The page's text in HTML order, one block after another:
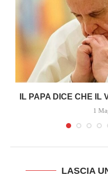
IL PAPA DICE CHE IL
1
LASCIA